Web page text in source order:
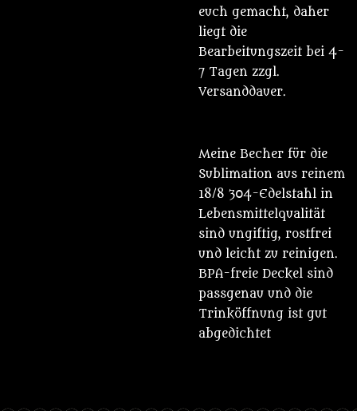
euch gemacht, daher
liegt die
Bearbeitungszeit bei 4-
7 Tagen zzgl.
Versanddauer.
Meine Becher für die
Sublimation aus reinem
18/8 304-Edelstahl in
Lebensmittelqualität
sind ungiftig, rostfrei
und leicht zu reinigen.
BPA-freie Deckel sind
passgenau und die
Trinköffnung ist gut
abgedichtet